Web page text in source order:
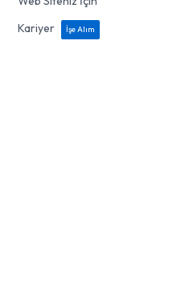
Kariyer
İşe Alım